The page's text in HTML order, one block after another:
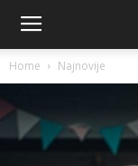
Home Najnovije